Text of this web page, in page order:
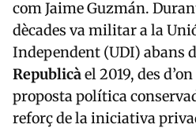
com Jaime Guzmán.
dècades va militar a la
Independent (UDI) abans
Republicàel 2019, des
proposta política
reforç de la iniciativa